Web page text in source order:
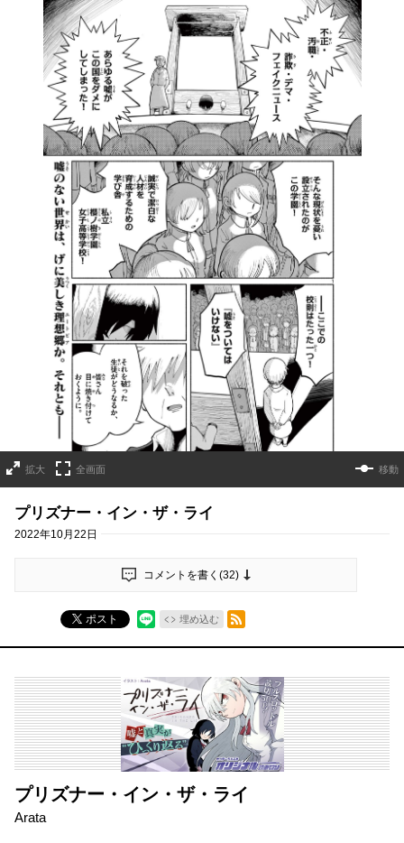
拡大 全画面 移動
プリズナー・イン・ザ・ライ
2022年10月22日
コメントを書く(32)
ポスト 埋め込む
RSSフィード
プリズナー・イン・ザ・ライ
Arata